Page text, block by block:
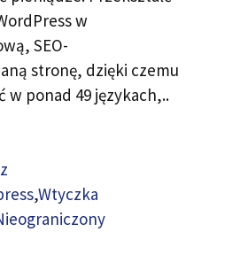
w
SEO-
stronę, dzięki czemu
w ponad 49 językach,..
,Wtyczka